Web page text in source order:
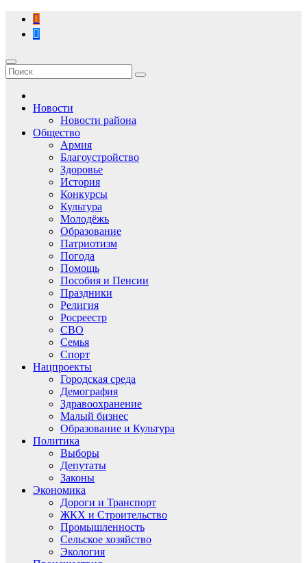
Перейти
содержимому
Новости
Новости района
Общество
Армия
Благоустройство
Здоровье
История
Конкурсы
Культура
Молодёжь
Образование
Патриотизм
Погода
Помощь
Пособия и Пенсии
Праздники
Религия
Росреестр
СВО
Семья
Спорт
Нацпроекты
Городская среда
Демография
Здравоохранение
Малый бизнес
Образование и Культура
Политика
Выборы
Депутаты
Законы
Экономика
Дороги и Транспорт
ЖКХ и Строительство
Промышленность
Сельское хозяйство
Экология